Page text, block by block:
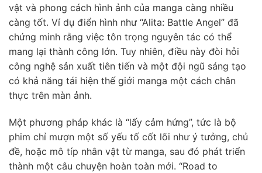
vật và phong cách hình ảnh của manga càng nhiều
càng tốt. Ví dụ điển hình như “Alita: Battle Angel” đã
chứng minh rằng việc tôn trọng nguyên tác có thể
mang lại thành công lớn. Tuy nhiên, điều này đòi hỏi
công nghệ sản xuất tiên tiến và một đội ngũ sáng tạo
có khả năng tái hiện thế giới manga một cách chân
thực trên màn ảnh.
Một phương pháp khác là “lấy cảm hứng”, tức là bộ
phim chỉ mượn một số yếu tố cốt lõi như ý tưởng, chủ
đề, hoặc mô típ nhân vật từ manga, sau đó phát triển
thành một câu chuyện hoàn toàn mới. “Road to